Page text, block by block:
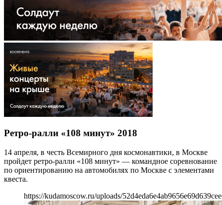
Ретро-ралли «108 минут» 2018
14 апреля, в честь Всемирного дня космонавтики, в Москве
пройдет ретро-ралли «108 минут» — командное соревнование
по ориентированию на автомобилях по Москве с элементами
квеста.
https://kudamoscow.ru/uploads/